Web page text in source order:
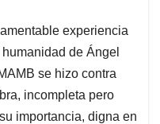
experiencia
de Ángel
se hizo contra
incompleta pero
importancia, digna en